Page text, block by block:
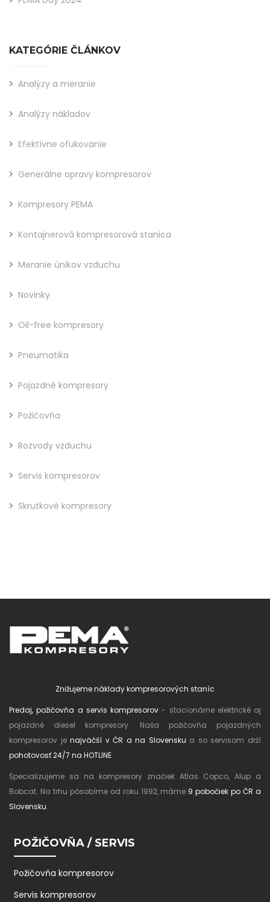
KATEGÓRIE ČLÁNKOV
Analýzy a meranie
Analýzy nákladov
Efektívne ofukovanie
Generálne opravy kompresorov
Kompresory PEMA
Kontajnerová kompresorová stanica
Meranie únikov vzduchu
Novinky
Oil-free kompresory
Pneumatika
Pojazdné kompresory
Požičovňa
Rozvody vzduchu
Servis kompresorov
Skrutkové kompresory
Znižujeme náklady kompresorových staníc
Predaj, požičovňa a servis kompresorov - stacionárne elektrické aj
pojazdné diesel kompresory. Naša požičovňa pojazdných
kompresorov jenajväčší v ČR a na Slovensku a so servisom drží
pohotovosť 24/7 na HOTLINE.
Špecializujeme sa na kompresory značiek Atlas Copco, Alup a
Bobcat. Na trhu pôsobíme od roku 1992, máme 9 pobočiek po ČR a
Slovensku.
POŽIČOVŇA / SERVIS
Požičovňa kompresorov
Servis kompresorov